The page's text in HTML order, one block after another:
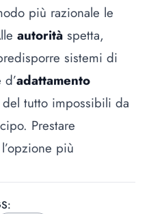
più razionale le
autorità spetta,
sistemi di
adattamento
tutto impossibili da
Prestare
più